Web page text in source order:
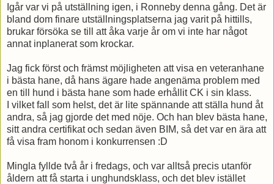
Igår var vi på utställning igen, i Ronneby denna gång. Det är
bland dom finare utställningsplatserna jag varit på hittills,
brukar försöka se till att åka varje år om vi inte har något
annat inplanerat som krockar.
Jag fick först och främst möjligheten att visa en veteranhane
i bästa hane, då hans ägare hade angenäma problem med
en till hund i bästa hane som hade erhållit CK i sin klass.
I vilket fall som helst, det är lite spännande att ställa hund åt
andra, så jag gjorde det med nöje. Och han blev bästa hane,
sitt andra certifikat och sedan även BIM, så det var en ära att
få visa fram honom i konkurrensen :D
Mingla fyllde två år i fredags, och var alltså precis utanför
åldern att få starta i unghundsklass, och det blev istället